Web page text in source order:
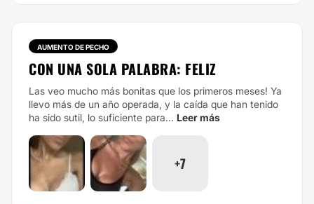
AUMENTO DE PECHO
CON UNA SOLA PALABRA: FELIZ
Las veo mucho más bonitas que los primeros meses! Ya
llevo más de un año operada, y la caída que han tenido
ha sido sutil, lo suficiente para... Leer más
+7